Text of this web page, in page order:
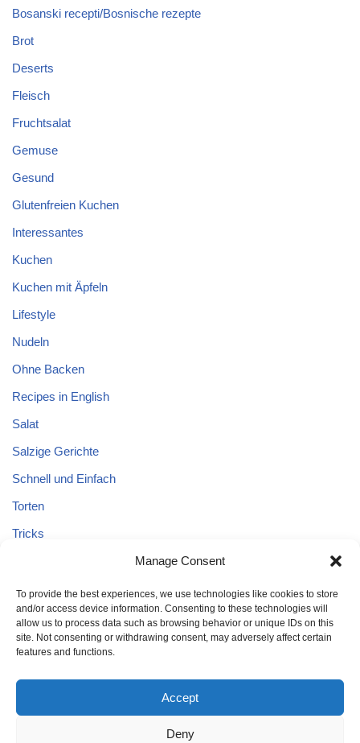
Manage Consent
To provide the best experiences, we use technologies like cookies to store
and/or access device information. Consenting to these technologies will
allow us to process data such as browsing behavior or unique IDs on this
site. Not consenting or withdrawing consent, may adversely affect certain
features and functions.
Accept
Deny
Bosanski recepti/Bosnische rezepte
Brot
Deserts
Fleisch
Fruchtsalat
Gemuse
Gesund
Glutenfreien Kuchen
Interessantes
Kuchen
Kuchen mit Äpfeln
Lifestyle
Nudeln
Ohne Backen
Recipes in English
Salat
Salzige Gerichte
Schnell und Einfach
Torten
Tricks
Uncategorized
Vegane Kuchen
Schnell und Einfach